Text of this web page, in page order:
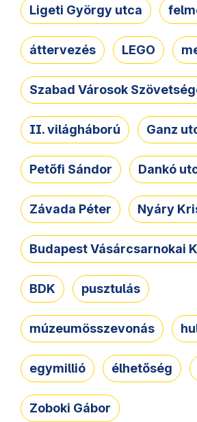
Ligeti György utca
áttervezés LEGO
Szabad Városok
II. világháború Ganz
Petőfi Sándor Dankó
Závada Péter Nyáry
Budapest Vásárcsarnokai
BDK pusztulás
múzeumösszevonás
egymillió élhetőség
Zoboki Gábor